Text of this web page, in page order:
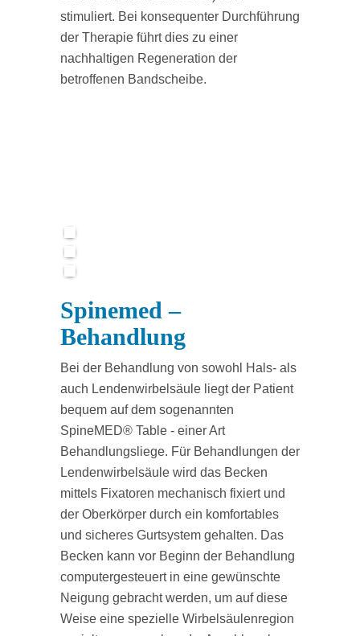
stimuliert. Bei konsequenter Durchführung
der Therapie führt dies zu einer
nachhaltigen Regeneration der
betroffenen Bandscheibe.
Spinemed –
Behandlung
Bei der Behandlung von sowohl Hals‐ als
auch Lendenwirbelsäule liegt der Patient
bequem auf dem sogenannten
SpineMED® Table ‐ einer Art
Behandlungsliege. Für Behandlungen der
Lendenwirbelsäule wird das Becken
mittels Fixatoren mechanisch fixiert und
der Oberkörper durch ein komfortables
und sicheres Gurtsystem gehalten. Das
Becken kann vor Beginn der Behandlung
computergesteuert in eine gewünschte
Neigung gebracht werden, um auf diese
Weise eine spezielle Wirbelsäulenregion